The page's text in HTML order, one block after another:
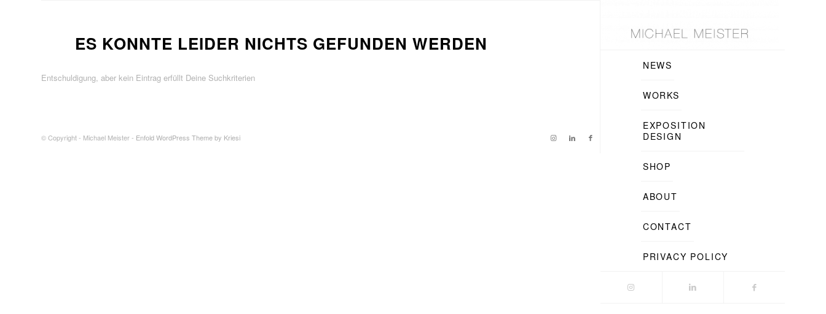
NEWS
WORKS
EXPOSITION
DESIGN
SHOP
ABOUT
CONTACT
PRIVACY POLICY
ES KONNTE LEIDER NICHTS GEFUNDEN WERDEN
Entschuldigung, aber kein Eintrag erfüllt Deine Suchkriterien
© Copyright - Michael Meister - Enfold WordPress Theme by Kriesi